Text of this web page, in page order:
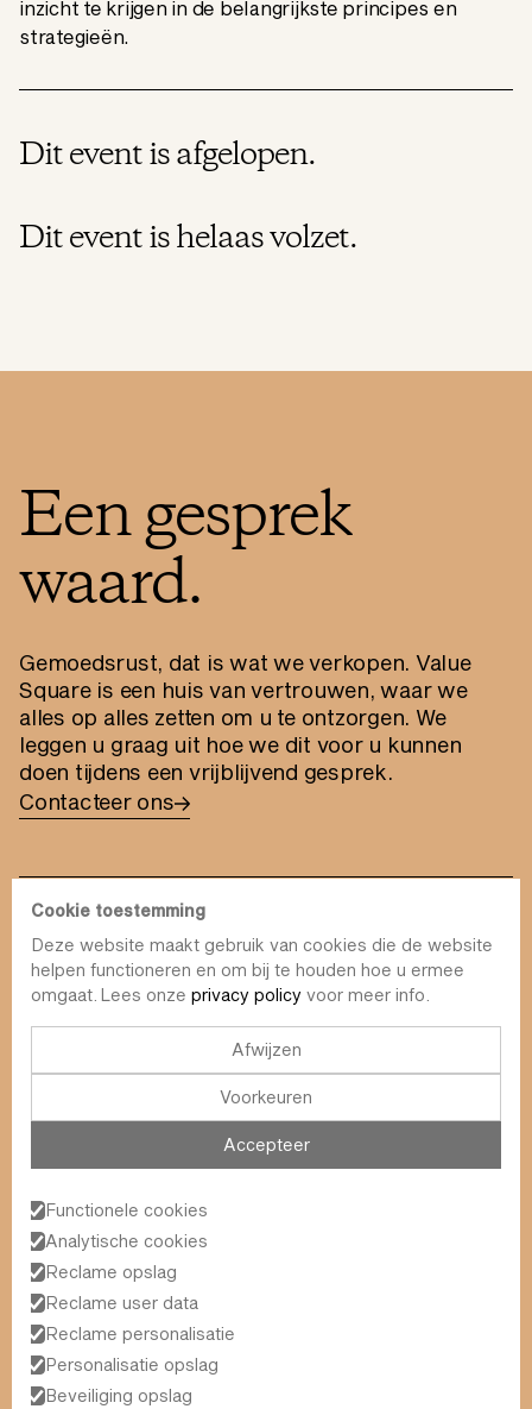
inzicht te krijgen in de belangrijkste principes en
strategieën.
Dit event is afgelopen.
Dit event is helaas volzet.
Een gesprek
waard.
Gemoedsrust, dat is wat we verkopen. Value
Square is een huis van vertrouwen, waar we
alles op alles zetten om u te ontzorgen. We
leggen u graag uit hoe we dit voor u kunnen
doen tijdens een vrijblijvend gesprek.
Contacteer ons
info@value-square.be
+32 9 241 57 57
DBI
Over ons
Contact
Simulator
Nieuwsbrief
Value Square NV
Schoonzichtstraat 23A
9051 Gent (Sint-Denijs-Westrem)
Algemene Voorwaarden
Privacy Policy
Wettelijke Informatie
Cookie toestemming
Deze website maakt gebruik van cookies die de website
helpen functioneren en om bij te houden hoe u ermee
omgaat. Lees onze privacy policy voor meer info.
Afwijzen
Voorkeuren
Accepteer
Functionele cookies
Analytische cookies
Reclame opslag
Reclame user data
Reclame personalisatie
Personalisatie opslag
Beveiliging opslag